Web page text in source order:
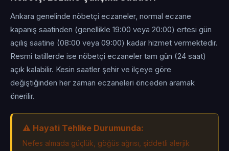
Ankara genelinde nöbetçi eczaneler, normal eczane
kapanış saatinden (genellikle 19:00 veya 20:00) ertesi gün
açılış saatine (08:00 veya 09:00) kadar hizmet vermektedir.
Resmi tatillerde ise nöbetçi eczaneler tam gün (24 saat)
açık kalabilir. Kesin saatler şehir ve ilçeye göre
değiştiğinden her zaman eczaneleri önceden aramak
önerilir.
⚠️ Hayati Tehlike Durumunda:
Nefes almada güçlük, göğüs ağrısı, şiddetli alerjik